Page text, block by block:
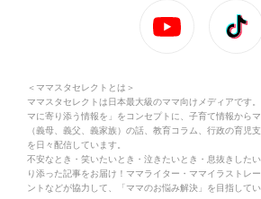
＜ママスタセレクトとは＞
ママスタセレクトは日本最大級のママ向けメディアです
マに寄り添う情報を」をコンセプトに、子育て情報から
（義母、義父、義家族）の話、教育コラム、行政の育児
を日々配信しています。
不安なとき・笑いたいとき・泣きたいとき・息抜きした
り添った記事をお届け！ママライター・ママイラストレ
ントなどが協力して、「ママのお悩み解決」を目指してい